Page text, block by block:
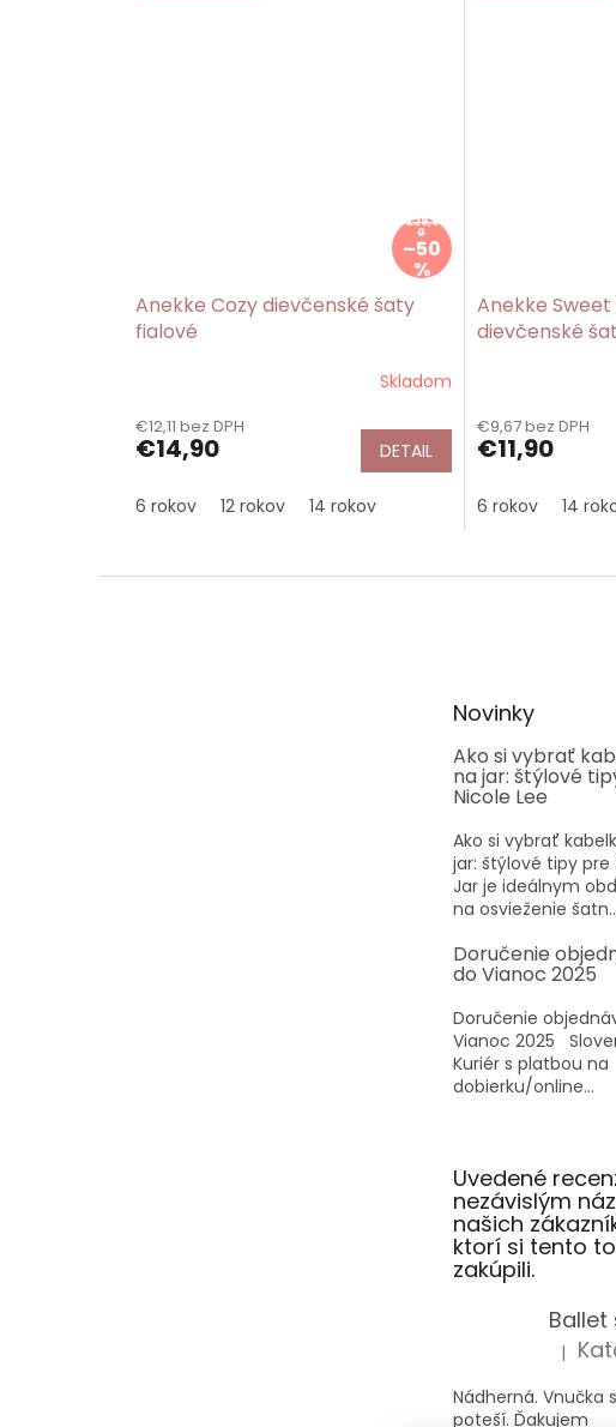
€29,9
0
–50
%
Anekke Cozy dievčenské šaty
fialové
Skladom
€12,11 bez DPH
€14,90 DETAIL
6 rokov 12 rokov 14 rokov
Anekke
dievčenské
€9,67 bez DPH
€11,90
6 rokov 14
Novinky
Ako si vybrať
na jar: štýlové
Nicole Lee
Ako si vybrať
jar: štýlové tipy pre
Jar je ideálnym
na osvieženie
Doručenie
do Vianoc 2025
Doručenie
Vianoc 2025
Kuriér s platbou na
dobierku/online...
Uvedené
nezávislým
našich
ktorí si tento
zakúpili.
|
Nádherná. Vnučka
poteší. Ďakujem